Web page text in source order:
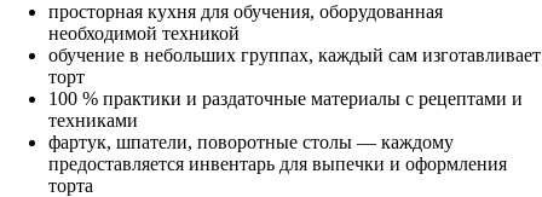
просторная кухня для обучения, оборудованная
необходимой техникой
обучение в небольших группах, каждый сам изготавливает
торт
100 % практики и раздаточные материалы с рецептами и
техниками
фартук, шпатели, поворотные столы — каждому
предоставляется инвентарь для выпечки и оформления
торта